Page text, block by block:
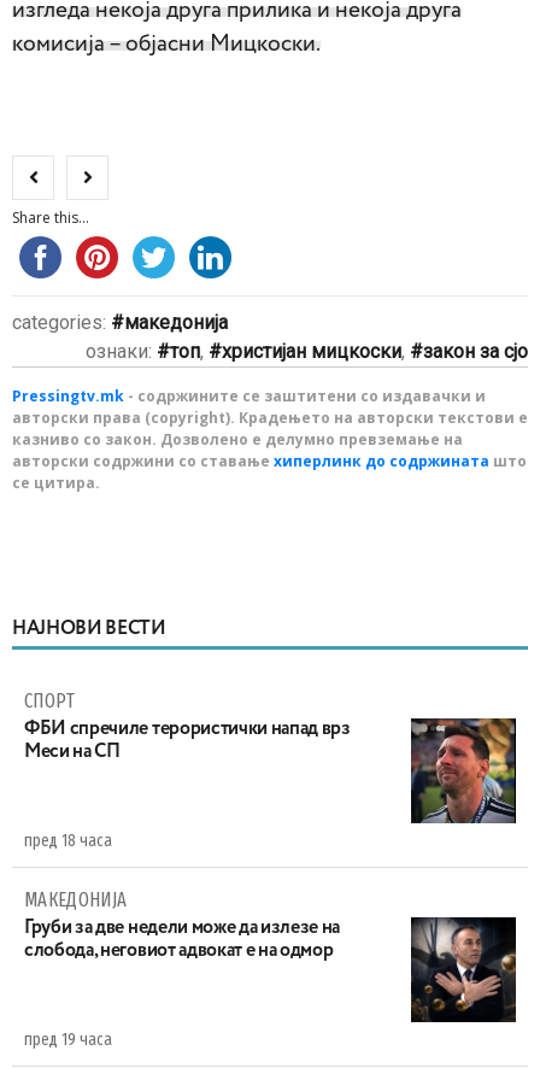
изгледа некоја друга прилика и некоја друга
комисија – објасни Мицкоски.
Share this...
categories:
македонија
ознаки:
топ, христијан мицкоски, закон за сјо
Pressingtv.mk - содржините се заштитени со издавачки и
авторски права (copyright). Крадењето на авторски текстови е
казниво со закон. Дозволено е делумно превземање на
авторски содржини со ставање хиперлинк до содржината што
се цитира.
НАЈНОВИ ВЕСТИ
СПОРТ
ФБИ спречиле терористички напад врз
Меси на СП
пред 18 часа
МАКЕДОНИЈА
Груби за две недели може да излезе на
слобода, неговиот адвокат е на одмор
пред 19 часа